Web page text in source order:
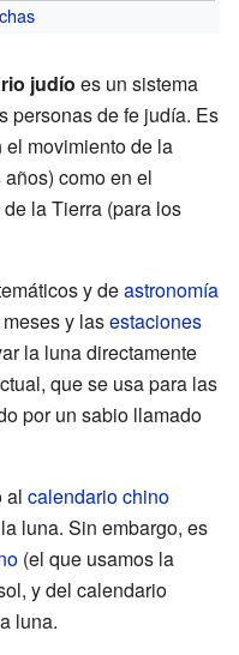
judío es un sistema
personas de fe judía. Es
movimiento de la
años) como en el
la Tierra (para los
y deastronomía
y lasestaciones
la luna directamente
que se usa para las
por un sabio llamado
al calendario chino
luna. Sin embargo, es
(el que usamos la
y del calendario
luna.